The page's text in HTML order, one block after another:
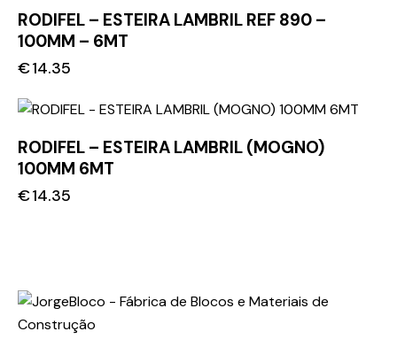
RODIFEL – ESTEIRA LAMBRIL REF 890 –
100MM – 6MT
€14.35
RODIFEL – ESTEIRA LAMBRIL (MOGNO)
100MM 6MT
€14.35